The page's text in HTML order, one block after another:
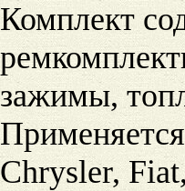
Комплект
зажимы,
Chrysler,